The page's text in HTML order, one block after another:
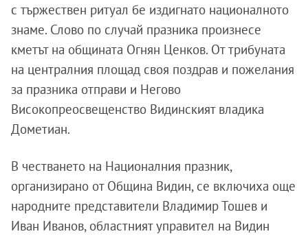
с тържествен ритуал бе издигнато националното
знаме. Слово по случай празника произнесе
кметът на общината Огнян Ценков. От трибуната
на централния площад своя поздрав и пожелания
за празника отправи и Негово
Високопреосвещенство Видинският владика
Дометиан.
В честването на Националния празник,
организирано от Община Видин, се включиха още
народните представители Владимир Тошев и
Иван Иванов, областният управител на Видин